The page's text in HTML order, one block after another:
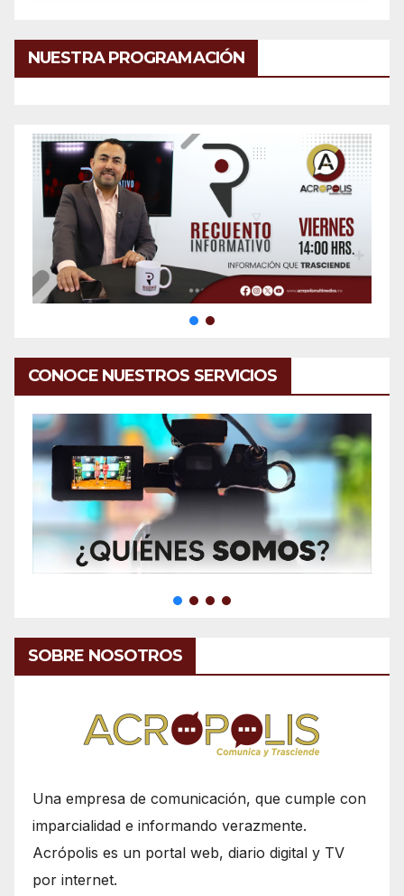
NUESTRA PROGRAMACIÓN
CONOCE NUESTROS SERVICIOS
SOBRE NOSOTROS
Una empresa de comunicación, que cumple con
imparcialidad e informando verazmente.
Acrópolis es un portal web, diario digital y TV
por internet.